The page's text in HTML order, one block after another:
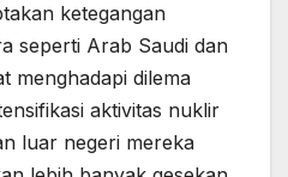
ketegangan
seperti Arab Saudi dan
menghadapi dilema
aktivitas nuklir
luar negeri mereka